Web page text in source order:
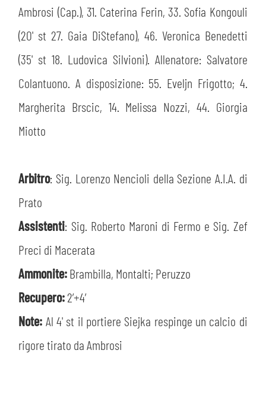
Ambrosi (Cap.), 31. Caterina Ferin, 33. Sofia Kongouli
(20' st 27. Gaia DiStefano), 46. Veronica Benedetti
(35' st 18. Ludovica Silvioni). Allenatore: Salvatore
Colantuono. A disposizione: 55. Eveljn Frigotto; 4.
Margherita Brscic, 14. Melissa Nozzi, 44. Giorgia
Miotto
Arbitro: Sig. Lorenzo Nencioli della Sezione A.I.A. di
Prato
Assistenti: Sig. Roberto Maroni di Fermo e Sig. Zef
Preci di Macerata
Ammonite:Brambilla, Montalti; Peruzzo
Recupero:2’+4′
Note: Al 4' st il portiere Siejka respinge un calcio di
rigore tirato da Ambrosi